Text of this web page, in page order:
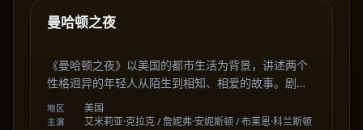
热门
曼哈顿之夜
《曼哈顿之夜》以美国的都市生活为背景，讲述两个
性格迥异的年轻人从陌生到相知、相爱的故事。剧集
在细腻的情感刻画中，描绘出关于成长、选择与陪伴
的温暖篇章。
地区 美国
主演
艾米莉亚·克拉克 / 詹妮弗·安妮斯顿 / 布莱恩·科兰斯顿